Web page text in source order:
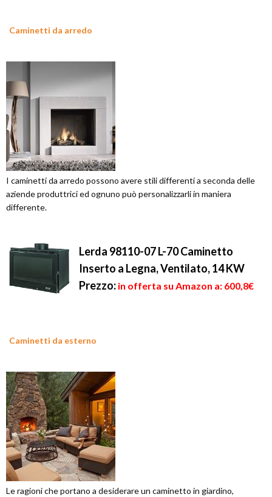
Caminetti da arredo
I caminetti da arredo possono avere stili differenti a seconda delle
aziende produttrici ed ognuno può personalizzarli in maniera
differente.
Lerda 98110-07 L-70 Caminetto
Inserto a Legna, Ventilato, 14 KW
Prezzo: in offerta su Amazon a: 600,8€
Caminetti da esterno
Le ragioni che portano a desiderare un caminetto in giardino,